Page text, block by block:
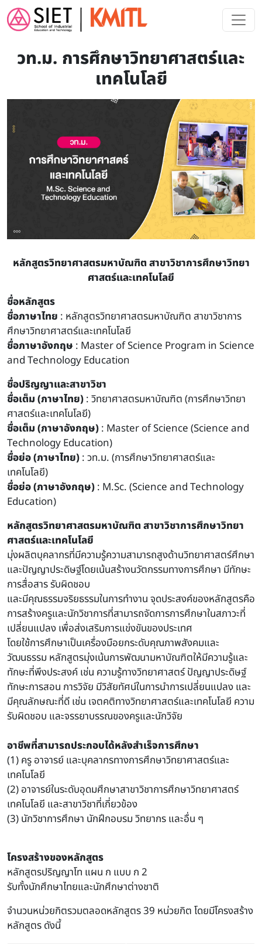
Skip to main content
วท.ม. การศึกษาวิทยาศาสตร์และ
เทคโนโลยี
หลักสูตรวิทยาศาสตรมหาบัณฑิต สาขาวิชาการศึกษาวิทยา
ศาสตร์และเทคโนโลยี
ชื่อหลักสูตร
ชื่อภาษาไทย : หลักสูตรวิทยาศาสตรมหาบัณฑิต สาขาวิชาการ
ศึกษาวิทยาศาสตร์และเทคโนโลยี
ชื่อภาษาอังกฤษ : Master of Science Program in Science
and Technology Education
ชื่อปริญญาและสาขาวิชา
ชื่อเต็ม (ภาษาไทย): วิทยาศาสตรมหาบัณฑิต (การศึกษาวิทยา
ศาสตร์และเทคโนโลยี)
ชื่อเต็ม (ภาษาอังกฤษ): Master of Science (Science and
Technology Education)
ชื่อย่อ (ภาษาไทย): วท.ม. (การศึกษาวิทยาศาสตร์และ
เทคโนโลยี)
ชื่อย่อ (ภาษาอังกฤษ): M.Sc. (Science and Technology
Education)
หลักสูตรวิทยาศาสตรมหาบัณฑิต สาขาวิชาการศึกษาวิทยา
ศาสตร์และเทคโนโลยี
มุ่งผลิตบุคลากรที่มีความรู้ความสามารถสูงด้านวิทยาศาสตร์ศึกษา
และปัญญาประดิษฐ์โดยเน้นสร้างนวัตกรรมทางการศึกษา มีทักษะ
การสื่อสาร รับผิดชอบ
และมีคุณธรรมจริยธรรมในการทำงาน จุดประสงค์ของหลักสูตรคือ
การสร้างครูและนักวิชาการที่สามารถจัดการการศึกษาในสภาวะที่
เปลี่ยนแปลง เพื่อส่งเสริมการแข่งขันของประเทศ
โดยใช้การศึกษาเป็นเครื่องมือยกระดับคุณภาพสังคมและ
วัฒนธรรม หลักสูตรมุ่งเน้นการพัฒนามหาบัณฑิตให้มีความรู้และ
ทักษะที่พึงประสงค์ เช่น ความรู้ทางวิทยาศาสตร์ ปัญญาประดิษฐ์
ทักษะการสอน การวิจัย มีวิสัยทัศน์ในการนำการเปลี่ยนแปลง และ
มีคุณลักษณะที่ดี เช่น เจตคติทางวิทยาศาสตร์และเทคโนโลยี ความ
รับผิดชอบ และจรรยาบรรณของครูและนักวิจัย
อาชีพที่สามารถประกอบได้หลังสำเร็จการศึกษา
(1) ครู อาจารย์ และบุคลากรทางการศึกษาวิทยาศาสตร์และ
เทคโนโลยี
(2) อาจารย์ในระดับอุดมศึกษาสาขาวิชาการศึกษาวิทยาศาสตร์
เทคโนโลยี และสาขาวิชาที่เกี่ยวข้อง
(3) นักวิชาการศึกษา นักฝึกอบรม วิทยากร และอื่น ๆ
โครงสร้างของหลักสูตร
หลักสูตรปริญญาโท แผน ก แบบ ก 2
รับทั้งนักศึกษาไทยและนักศึกษาต่างชาติ
จํานวนหน่วยกิตรวมตลอดหลักสูตร 39 หน่วยกิต โดยมีโครงสร้าง
หลักสูตร ดังนี้